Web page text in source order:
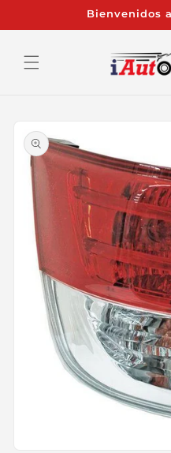
directamente
al contenido
Bienvenidos
a la
información
del producto